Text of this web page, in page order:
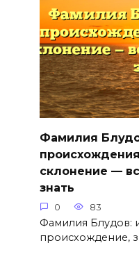
Фамилия
склонение —
знать
0 83
Фамилия Блудов:
происхождение,